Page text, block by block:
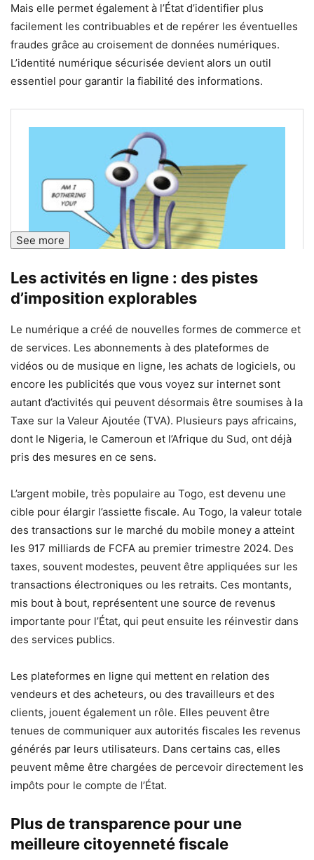
Mais elle permet également à l’État d’identifier plus
facilement les contribuables et de repérer les éventuelles
fraudes grâce au croisement de données numériques.
L’identité numérique sécurisée devient alors un outil
essentiel pour garantir la fiabilité des informations.
See more
Les activités en ligne : des pistes
d’imposition explorables
Le numérique a créé de nouvelles formes de commerce et
de services. Les abonnements à des plateformes de
vidéos ou de musique en ligne, les achats de logiciels, ou
encore les publicités que vous voyez sur internet sont
autant d’activités qui peuvent désormais être soumises à la
Taxe sur la Valeur Ajoutée (TVA). Plusieurs pays africains,
dont le Nigeria, le Cameroun et l’Afrique du Sud, ont déjà
pris des mesures en ce sens.
L’argent mobile, très populaire au Togo, est devenu une
cible pour élargir l’assiette fiscale. Au Togo, la valeur totale
des transactions sur le marché du mobile money a atteint
les 917 milliards de FCFA au premier trimestre 2024. Des
taxes, souvent modestes, peuvent être appliquées sur les
transactions électroniques ou les retraits. Ces montants,
mis bout à bout, représentent une source de revenus
importante pour l’État, qui peut ensuite les réinvestir dans
des services publics.
Les plateformes en ligne qui mettent en relation des
vendeurs et des acheteurs, ou des travailleurs et des
clients, jouent également un rôle. Elles peuvent être
tenues de communiquer aux autorités fiscales les revenus
générés par leurs utilisateurs. Dans certains cas, elles
peuvent même être chargées de percevoir directement les
impôts pour le compte de l’État.
Plus de transparence pour une
meilleure citoyenneté fiscale